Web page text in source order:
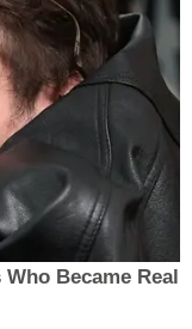
Became Real